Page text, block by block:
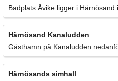
Badplats Åvike ligger i Härnösand
Härnösand Kanaludden
Gästhamn på Kanaludden
Härnösands simhall